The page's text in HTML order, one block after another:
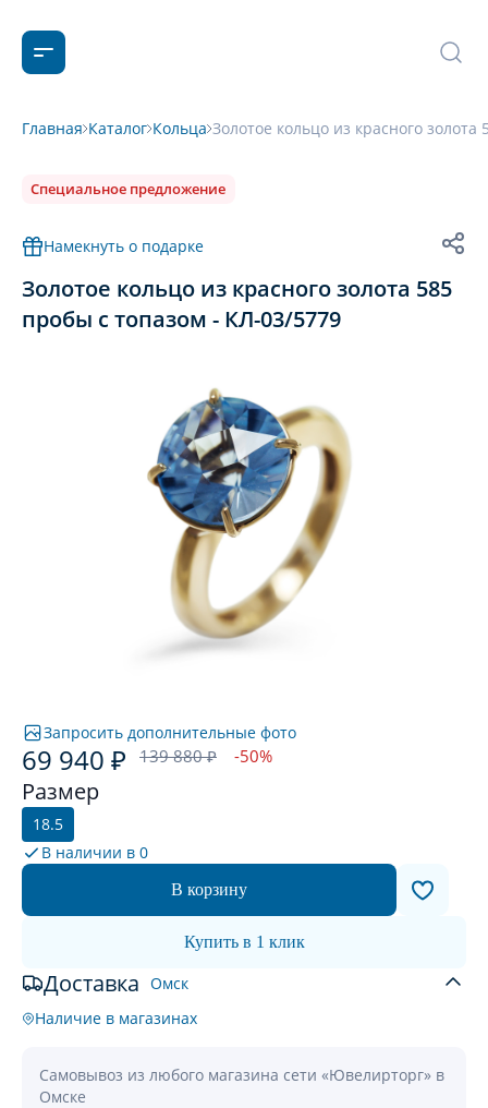
Главная Каталог Кольца Золотое кольцо из красного
Специальное предложение
Намекнуть о подарке
Золотое кольцо из красного золота 585
пробы с топазом - КЛ-03/5779
Запросить дополнительные фото
69 940 ₽ 139 880 ₽ -50%
Размер
18.5
В наличии в 0
В корзину
Купить в 1 клик
Доставка Омск
Наличие в магазинах
Самовывоз из любого магазина сети «Ювелирторг» в
Омске